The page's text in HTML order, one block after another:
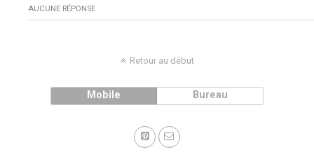
AUCUNE RÉPONSE
Retour au début
Mobile Bureau